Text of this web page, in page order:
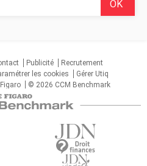
Publicité
Recrutement
les cookies
Gérer Utiq
© 2026 CCM Benchmark